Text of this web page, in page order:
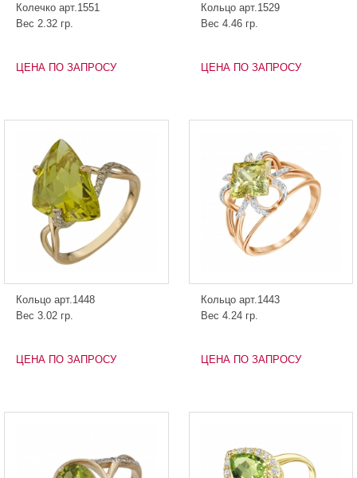
Колечко арт.1551
Вес 2.32 гр.
ЦЕНА ПО ЗАПРОСУ
Кольцо арт.1529
Вес 4.46 гр.
ЦЕНА ПО ЗАПРОСУ
Кольцо арт.1448
Вес 3.02 гр.
ЦЕНА ПО ЗАПРОСУ
Кольцо арт.1443
Вес 4.24 гр.
ЦЕНА ПО ЗАПРОСУ